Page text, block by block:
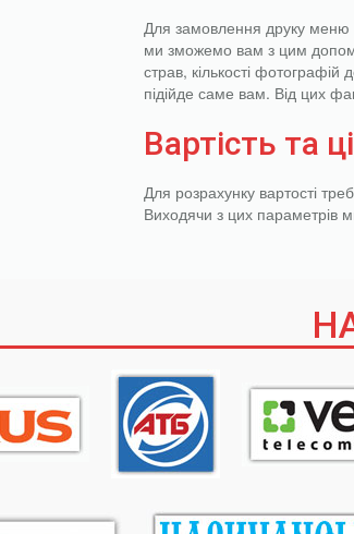
Для замовлення друку меню
ми зможемо вам з цим
страв, кількості
підійде саме вам. Від цих
Вартість та
Для розрахунку вартості
Виходячи з цих параметрів